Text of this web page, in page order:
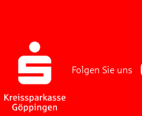
Folgen Sie uns